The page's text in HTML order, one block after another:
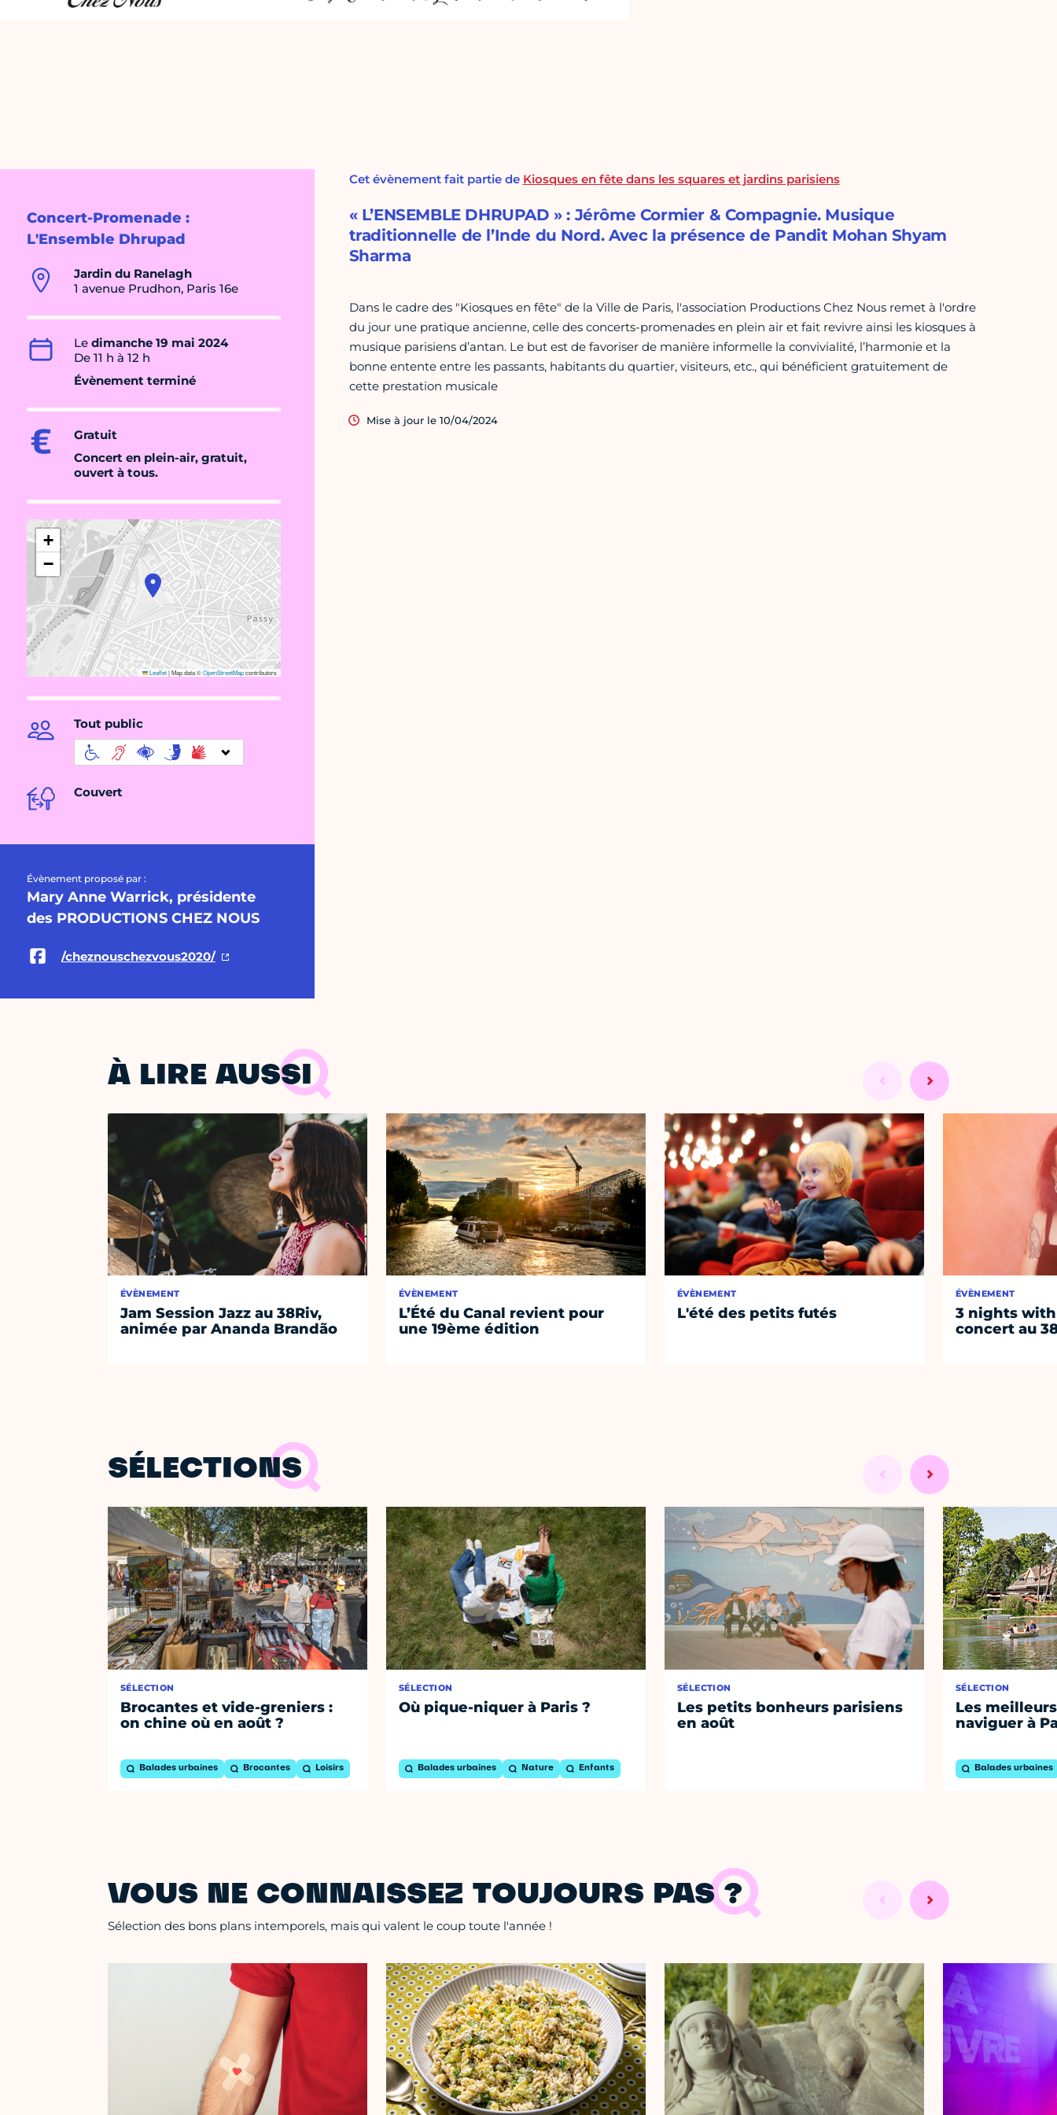
Concert-Promenade :
L'Ensemble Dhrupad
Jardin du Ranelagh
1 avenue Prudhon, Paris 16e
Le dimanche 19 mai 2024
De 11 h à 12 h
Évènement terminé
Gratuit
Concert en plein-air, gratuit,
ouvert à tous.
+
−
Leaflet|Map data ©OpenStreetMapcontributors
Tout public
Couvert
Évènement proposé par :
Mary Anne Warrick, présidente
des PRODUCTIONS CHEZ NOUS
/cheznouschezvous2020/
Cet évènement fait partie de Kiosques en fête dans les squares et jardins parisiens
« L’ENSEMBLE DHRUPAD » : Jérôme Cormier & Compagnie. Musique
traditionnelle de l’Inde du Nord. Avec la présence de Pandit Mohan Shyam
Sharma
Dans le cadre des "Kiosques en fête" de la Ville de Paris, l'association Productions Chez Nous remet à l'ordre
du jour une pratique ancienne, celle des concerts-promenades en plein air et fait revivre ainsi les kiosques à
musique parisiens d’antan. Le but est de favoriser de manière informelle la convivialité, l’harmonie et la
bonne entente entre les passants, habitants du quartier, visiteurs, etc., qui bénéficient gratuitement de
cette prestation musicale
Mise à jour le 10/04/2024
À LIRE AUSSI
ÉVÈNEMENT
Jam Session Jazz au 38Riv,
animée par Ananda Brandão
ÉVÈNEMENT
L’Été du Canal revient pour
une 19ème édition
ÉVÈNEMENT
L'été des petits futés
ÉVÈNEMENT
3 nights with
concert au
SÉLECTIONS
SÉLECTION
Brocantes et vide-greniers :
on chine où en août ?
Balades urbaines Brocantes Loisirs
SÉLECTION
Où pique-niquer à Paris ?
Balades urbaines Nature Enfants
SÉLECTION
Les petits bonheurs parisiens
en août
SÉLECTION
Les
naviguer à
Balades urbaines
VOUS NE CONNAISSEZ TOUJOURS PAS ?
Sélection des bons plans intemporels, mais qui valent le coup toute l'année !